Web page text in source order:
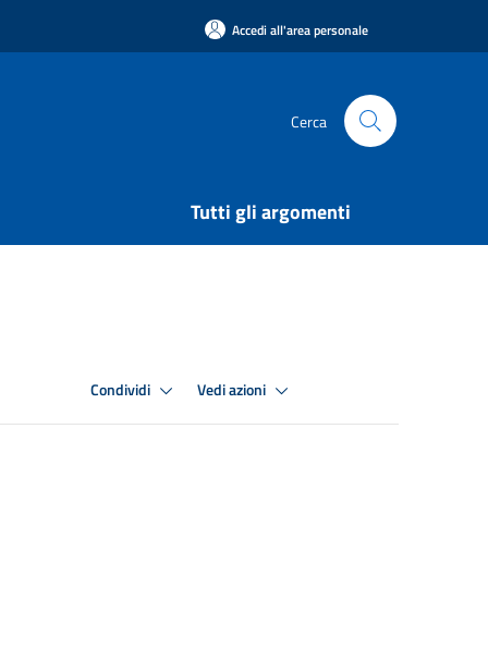
Accedi all'area personale
Cerca
Tutti gli argomenti
Condividi Vedi azioni